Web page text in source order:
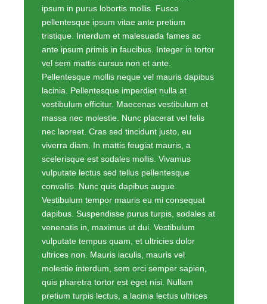
ipsum in purus lobortis mollis. Fusce
pellentesque ipsum vitae ante pretium
tristique. Interdum et malesuada fames ac
ante ipsum primis in faucibus. Integer in tortor
vel sem mattis cursus non et ante.
Pellentesque mollis neque vel mauris dapibus
lacinia. Pellentesque imperdiet nulla at
vestibulum efficitur. Maecenas vestibulum et
massa nec molestie. Nunc placerat vel felis
nec laoreet. Cras sed tincidunt justo, eu
viverra diam. In mattis feugiat mauris, a
scelerisque est sodales mollis. Vivamus
vulputate lectus sed tellus pellentesque
convallis. Nunc quis dapibus augue.
Vestibulum tempor mauris eu mi consequat
dapibus. Suspendisse purus turpis, sodales at
venenatis in, maximus ut dui. Vestibulum
vulputate tempus quam, et ultricies dolor
ultrices non. Mauris iaculis, mauris vel
molestie interdum, sem orci semper sapien,
quis pharetra tortor est eget nisi. Nullam
pretium turpis lectus, a lacinia lectus ultrices